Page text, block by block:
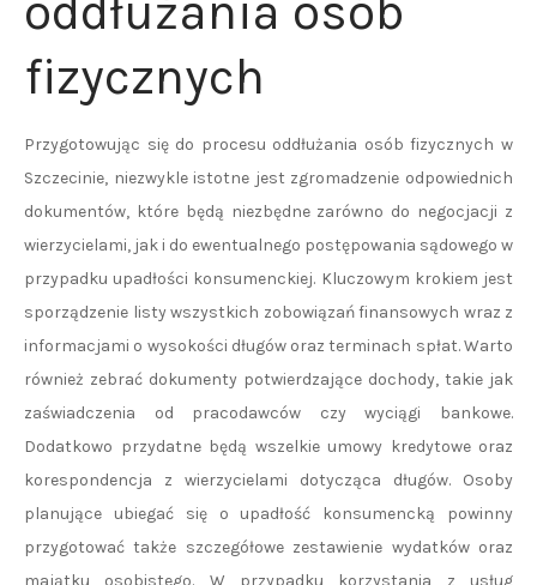
oddłużania osób
fizycznych
Przygotowując się do procesu oddłużania osób fizycznych w
Szczecinie, niezwykle istotne jest zgromadzenie odpowiednich
dokumentów, które będą niezbędne zarówno do negocjacji z
wierzycielami, jak i do ewentualnego postępowania sądowego w
przypadku upadłości konsumenckiej. Kluczowym krokiem jest
sporządzenie listy wszystkich zobowiązań finansowych wraz z
informacjami o wysokości długów oraz terminach spłat. Warto
również zebrać dokumenty potwierdzające dochody, takie jak
zaświadczenia od pracodawców czy wyciągi bankowe.
Dodatkowo przydatne będą wszelkie umowy kredytowe oraz
korespondencja z wierzycielami dotycząca długów. Osoby
planujące ubiegać się o upadłość konsumencką powinny
przygotować także szczegółowe zestawienie wydatków oraz
majątku osobistego. W przypadku korzystania z usług